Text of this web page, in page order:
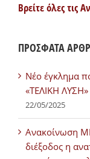
Βρείτε όλες τις
ΠΡΟΣΦΑΤΑ
Νέο έγκλημα
«ΤΕΛΙΚΗ
22/05/2025
Ανακοίνωση
διέξοδος η